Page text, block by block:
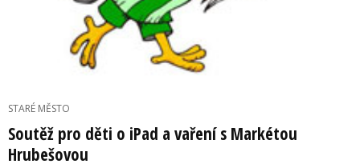
STARÉ MĚSTO
Soutěž pro děti o iPad a vaření s Markétou
Hrubešovou